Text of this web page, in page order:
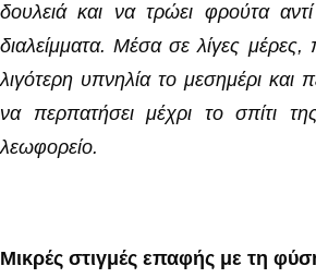
δουλειά και να τρώει φρούτα
διαλείμματα. Μέσα σε λίγες μέρες,
λιγότερη υπνηλία το μεσημέρι και
να περπατήσει μέχρι το σπίτι
λεωφορείο.
Μικρές στιγμές επαφής με τη